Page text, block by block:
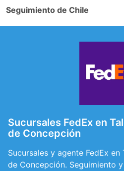
Seguimiento de Chile
Sucursales FedEx en
de Concepción
Sucursales y agente FedEx en
de Concepción. Seguimiento